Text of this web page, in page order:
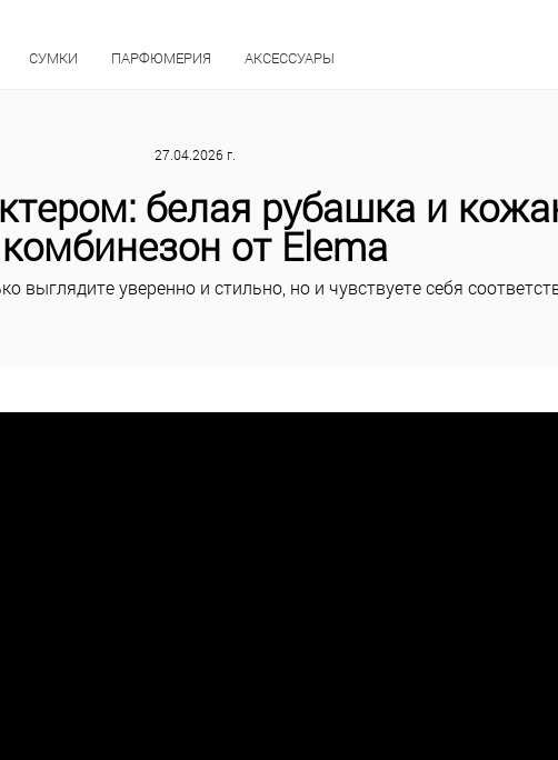
СУМКИ ПАРФЮМЕРИЯ АКСЕССУАРЫ
27.04.2026 г.
белая рубашка и
комбинезон от Elema
выглядите уверенно и стильно, но и чувствуете себя